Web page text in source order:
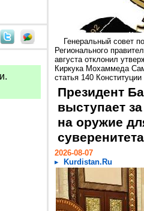
Генеральный совет
Регионального
августа отклонил
Киркука Мохаммеда
статья 140
Президент
выступает
на оружие
2026-08-07
Kurdistan.Ru